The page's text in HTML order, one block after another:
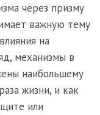
через призму
важную тему
на
механизмы в
наибольшему
жизни, и как
или